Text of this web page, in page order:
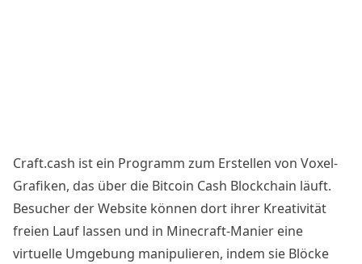
Craft.cash ist ein Programm zum Erstellen von Voxel-
Grafiken, das über die Bitcoin Cash Blockchain läuft.
Besucher derWebsite können dort ihrer Kreativität
freien Lauf lassen und in Minecraft-Manier eine
virtuelle Umgebung manipulieren, indem sie Blöcke